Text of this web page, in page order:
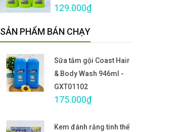
129.000₫
SẢN PHẨM BÁN CHẠY
Sữa tắm gội Coast Hair
& Body Wash 946ml -
GXT01102
175.000₫
Kem đánh răng tinh thể